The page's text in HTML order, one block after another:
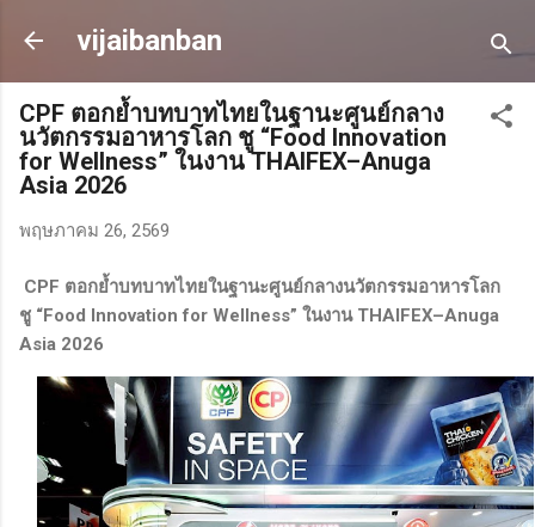
ข้ามไปที่เนื้อหาหลัก
vijaibanban
CPF ตอกย้ำบทบาทไทยในฐานะศูนย์กลาง
นวัตกรรมอาหารโลก ชู “Food Innovation
for Wellness” ในงาน THAIFEX–Anuga
Asia 2026
พฤษภาคม 26, 2569
CPF ตอกย้ำบทบาทไทยในฐานะศูนย์กลางนวัตกรรมอาหารโลก
ชู “Food Innovation for Wellness” ในงาน THAIFEX–Anuga
Asia 2026